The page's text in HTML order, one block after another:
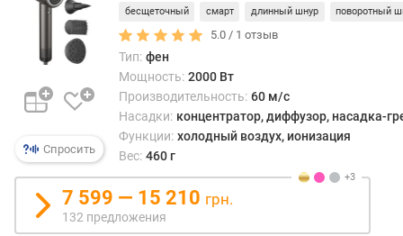
о
р
ж
ы
Спросить
бесщеточный смарт длинный шнур поворотный
5.0 / 1 отзыв
Тип: фен
Мощность: 2000 Вт
Производительность: 60 м/с
Насадки: концентратор, диффузор, насадка-
Функции: холодный воздух, ионизация
Вес: 460 г
7 599 — 15 210 грн.
132 предложения